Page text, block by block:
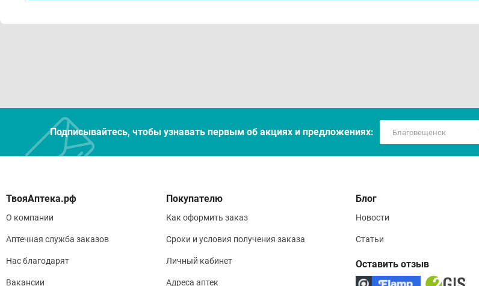
Подписывайтесь, чтобы узнавать первым об акцияx и предложениях:
О компании
Аптечная служба заказов
Нас благодарят
Вакансии
Покупателю
Как оформить заказ
Сроки и условия получения заказа
Личный кабинет
Адреса аптек
Блог
Новости
Статьи
Оставить отзыв